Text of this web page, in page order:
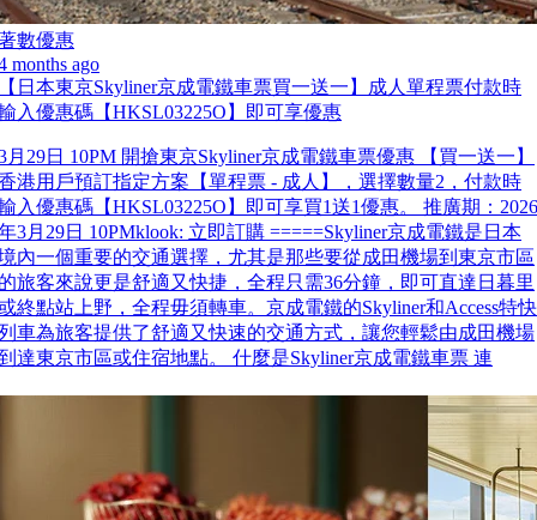
數優惠
months ago
日本東京Skyliner京成電鐵車票買一送一】成人單程票付款時
入優惠碼【HKSL03225O】即可享優惠
月29日 10PM 開搶東京Skyliner京成電鐵車票優惠 【買一送一】
港用戶預訂指定方案【單程票 - 成人】，選擇數量2，付款時
入優惠碼【HKSL03225O】即可享買1送1優惠。 推廣期：2026
3月29日 10PMklook: 立即訂購 =====Skyliner京成電鐵是日本
內一個重要的交通選擇，尤其是那些要從成田機場到東京市區
旅客來說更是舒適又快捷，全程只需36分鐘，即可直達日暮里
終點站上野，全程毋須轉車。京成電鐵的Skyliner和Access特快
車為旅客提供了舒適又快速的交通方式，讓您輕鬆由成田機場
達東京市區或住宿地點。 什麼是Skyliner京成電鐵車票 連